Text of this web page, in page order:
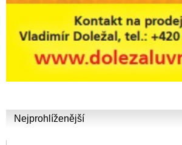
Nejprohlíženější